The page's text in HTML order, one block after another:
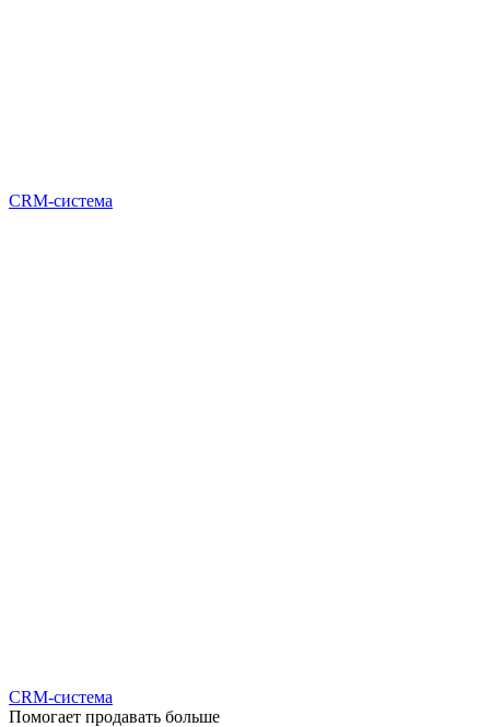
CRM-система
CRM-система
Помогает продавать больше